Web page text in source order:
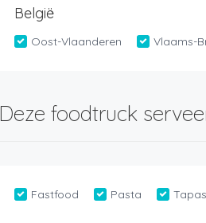
België
Oost-Vlaanderen Vlaams-
Deze foodtruck
Fastfood Pasta Tapas